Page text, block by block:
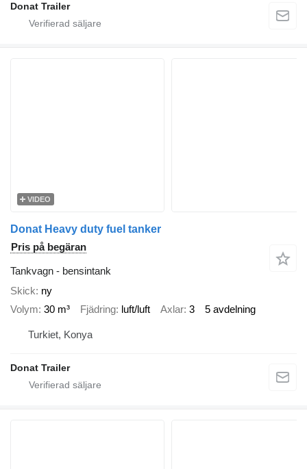
Donat Trailer
VIDEO
Donat Heavy duty fuel tanker
Pris på begäran
Tankvagn - bensintank
Skick ny
Volym 30 m³ Fjädring luft/luft Axlar 3 5 avdelning
Turkiet, Konya
Donat Trailer